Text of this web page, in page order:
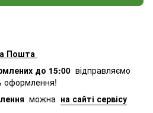
Пошта
до 15:00 відправляємо
оформлення!
можна на сайті сервісу